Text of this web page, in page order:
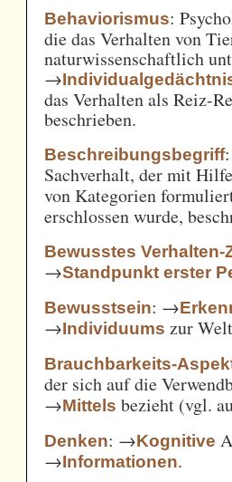
Behaviorismus:
die das Verhalten von
naturwissenschaftlich
→
das Verhalten als Reiz-
beschrieben.
Beschreibungsbegriff
Sachverhalt, der mit
von Kategorien
erschlossen wurde,
Bewusstes Verhalten-
→Standpunkt erster
Bewusstsein: →
→Individuums zur
Brauchbarkeits-
der sich auf die
→Mittels bezieht (vgl.
Denken: →Kognitive
→Informationen.